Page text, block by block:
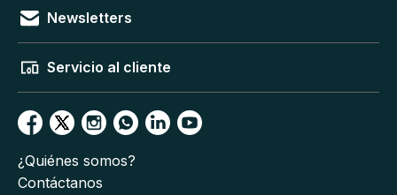
Newsletters
Servicio al cliente
¿Quiénes somos?
Contáctanos